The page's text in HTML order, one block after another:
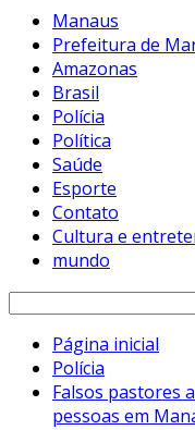
Manaus
Prefeitura de
Amazonas
Brasil
Polícia
Política
Saúde
Esporte
Contato
Cultura e
mundo
Pesquisar
Página inicial
Polícia
Falsos pastores
pessoas em